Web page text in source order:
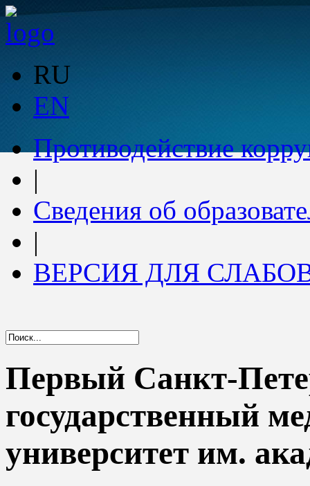
RU
EN
Противодействие
|
Сведения об
|
ВЕРСИЯ ДЛЯ
Первый Санкт-
государственный
университет им.